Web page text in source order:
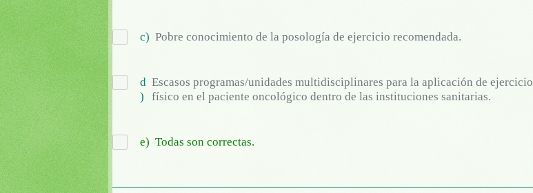
c) Pobre conocimiento de la posología de ejercicio recomendada.
d
)
Escasos programas/unidades multidisciplinares para la aplicación de ejercicio
físico en el paciente oncológico dentro de las instituciones sanitarias.
e) Todas son correctas.